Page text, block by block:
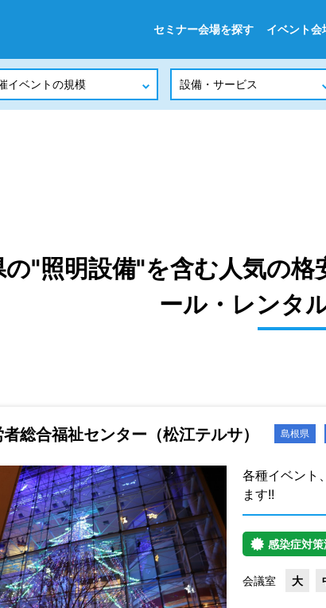
セミナー会場を探す イベント会
の"照明設備"を含む人気の
ール・レンタ
総合福祉センター（松江テルサ） 島根県
各種イベント
ます!!
感染症対
会議室 大